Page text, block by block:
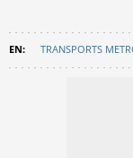
TRANSPORTS